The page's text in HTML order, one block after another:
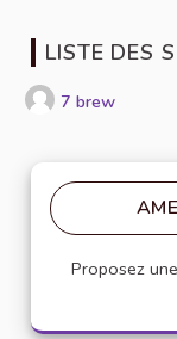
LISTE DES
7 brew
Proposez